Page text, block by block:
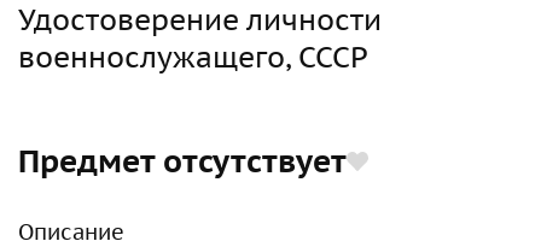
Удостоверение личности
военнослужащего, СССР
Предмет отсутствует
Описание